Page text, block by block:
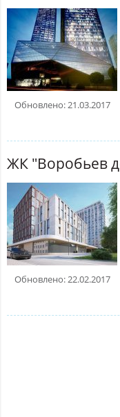
Обновлено: 21.03.2017
ЖК "Воробьев
Обновлено: 22.02.2017